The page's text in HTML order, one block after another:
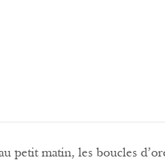
petit matin, les boucles